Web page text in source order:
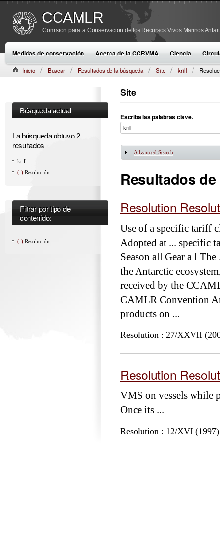
CCAMLR
Comisión para la Conservación de los Recursos Vivos Marinos
Medidas de conservación Acerca de la CCRVMA Ciencia
Inicio Buscar Resultados de la búsqueda Site krill
Búsqueda actual
La búsqueda obtuvo 2
resultados
krill
(-) Resolución
Filtrar por tipo de
contenido:
(-) Resolución
Site
Escriba las palabras clave.
Mostrar
Advanced Search
Resultados
Resolution
Use of a specific tariff
Adopted at ... specific
Season all Gear all
the Antarctic
received by the
CAMLR Convention
products on ...
Resolution : 27/XXVII
Resolution
VMS on vessels while
Once its ...
Resolution : 12/XVI (1997)